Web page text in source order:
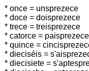
* once = unsprezece
* doce = doisprezece
* trece = treisprezece
* catorce = paisprezece
* quince =
* dieciséis =
* diecisiete =